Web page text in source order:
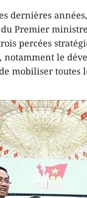
dernières
Premier
percées
notamment le
mobiliser toutes